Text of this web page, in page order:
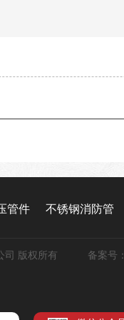
管件 不锈钢消防管
公司 版权所有 备案号：